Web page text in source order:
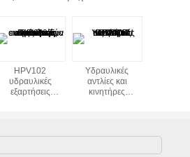
HPV102
υδραυλικές
εξαρτήσεις
εκσκαφέων για
Υδραυλικές
αντλίες και
κινητήρες